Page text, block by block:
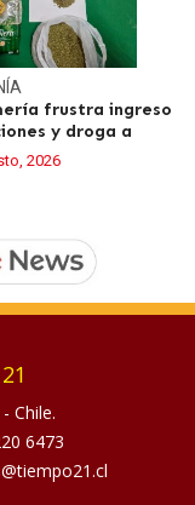
frustra ingreso
y droga a
2026
Chile.
6473